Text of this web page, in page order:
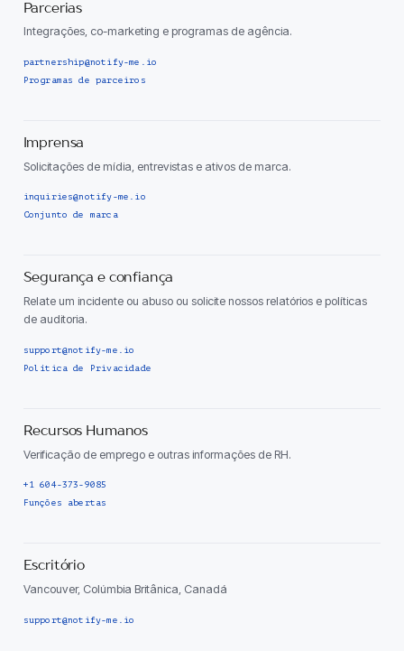
Parcerias
Integrações, co-marketing e programas de agência.
partnership@notify-me.io
Programas de parceiros
Imprensa
Solicitações de mídia, entrevistas e ativos de marca.
inquiries@notify-me.io
Conjunto de marca
Segurança e confiança
Relate um incidente ou abuso ou solicite nossos relatórios e políticas
de auditoria.
support@notify-me.io
Política de Privacidade
Recursos Humanos
Verificação de emprego e outras informações de RH.
+1 604-373-9085
Funções abertas
Escritório
Vancouver, Colúmbia Britânica, Canadá
support@notify-me.io